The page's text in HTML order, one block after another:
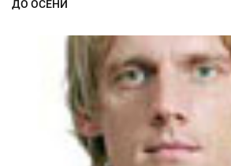
ДО ОСЕНИ